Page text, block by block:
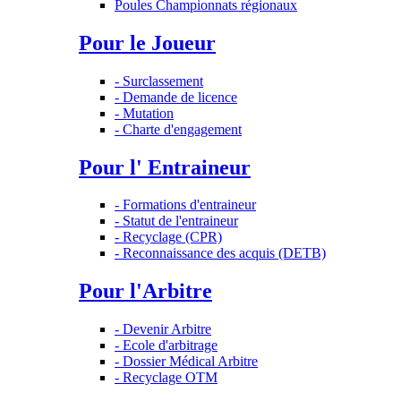
Poules Championnats régionaux
Pour le Joueur
- Surclassement
- Demande de licence
- Mutation
- Charte d'engagement
Pour l' Entraineur
- Formations d'entraineur
- Statut de l'entraineur
- Recyclage (CPR)
- Reconnaissance des acquis (DETB)
Pour l'Arbitre
- Devenir Arbitre
- Ecole d'arbitrage
- Dossier Médical Arbitre
- Recyclage OTM